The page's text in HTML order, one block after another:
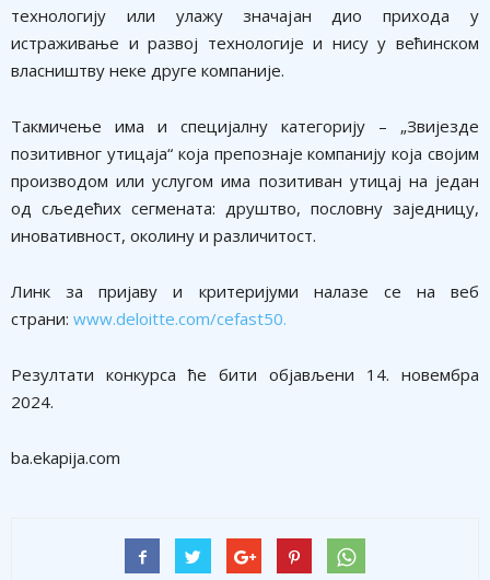
технологију или улажу значајан дио прихода у
истраживање и развој технологије и нису у већинском
власништву неке друге компаније.
Такмичење има и специјалну категорију – „Звијезде
позитивног утицаја“ која препознаје компанију која својим
производом или услугом има позитиван утицај на један
од сљедећих сегмената: друштво, пословну заједницу,
иновативност, околину и различитост.
Линк за пријаву и критеријуми налазе се на веб
страни: www.deloitte.com/cefast50.
Резултати конкурса ће бити објављени 14. новембра
2024.
ba.ekapija.com